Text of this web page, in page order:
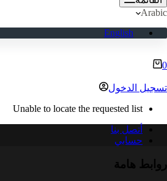
Arabic
English
عربة
0
تسجيل الدخول
Unable to locate the requested list
أتصل بنا
حسابي
روابط هامة